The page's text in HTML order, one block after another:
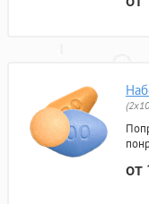
от